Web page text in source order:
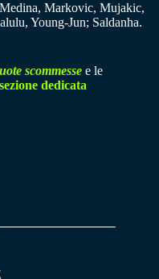
Markovic, Mujakic,
Young-Jun; Saldanha.
scommesse e le
sezione dedicata